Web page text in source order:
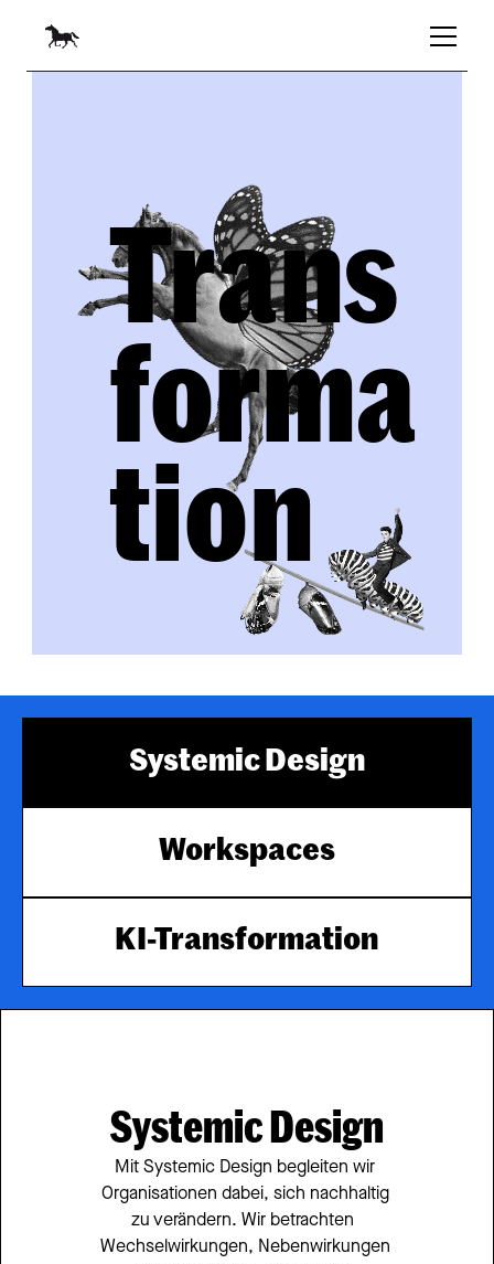
Trans
forma
tion
Systemic Design
Workspaces
KI-Transformation
Systemic Design
Mit Systemic Design begleiten wir
Organisationen dabei, sich nachhaltig
zu verändern. Wir betrachten
Wechselwirkungen, Nebenwirkungen